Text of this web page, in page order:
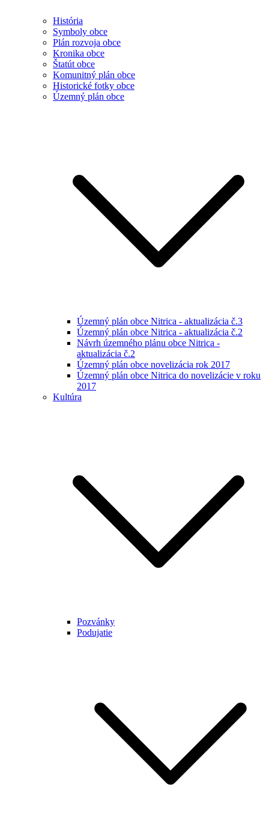
História
Symboly obce
Plán rozvoja obce
Kronika obce
Štatút obce
Komunitný plán obce
Historické fotky obce
Územný plán obce
Územný plán obce Nitrica - aktualizácia č.3
Územný plán obce Nitrica - aktualizácia č.2
Návrh územného plánu obce Nitrica -
aktualizácia č.2
Územný plán obce novelizácia rok 2017
Územný plán obce Nitrica do novelizácie v roku
2017
Kultúra
Pozvánky
Podujatie